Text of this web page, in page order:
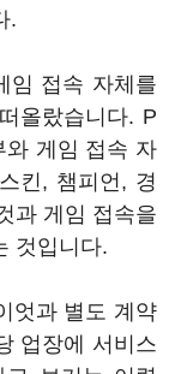
.
임 접속 자체를
올랐습니다. P
와 게임 접속 자
킨, 챔피언, 경
과 게임 접속을
것입니다.
엇과 별도 계약
업장에 서비스